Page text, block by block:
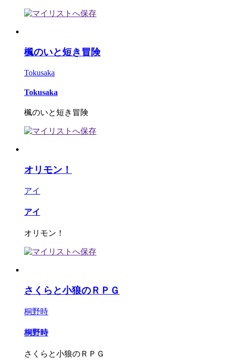
楓のいと短き冒険
Tokusaka
Tokusaka
楓のいと短き冒険
オリモン！
アイ
アイ
オリモン！
さくらと小狼のＲＰＧ
桐野時
桐野時
さくらと小狼のＲＰＧ